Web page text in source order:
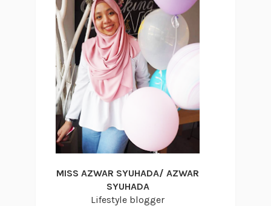
MISS AZWAR SYUHADA/ AZWAR
SYUHADA
Lifestyle blogger